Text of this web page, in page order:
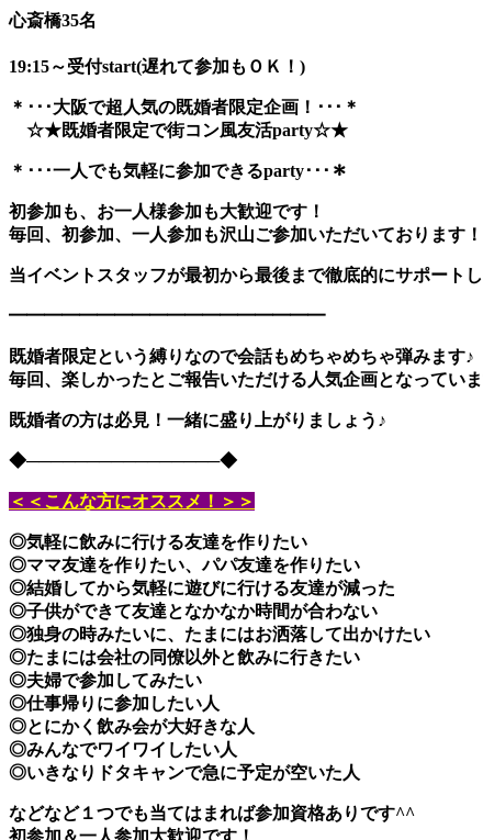
心斎橋35名
19:15～受付start(遅れて参加もＯＫ！)
＊･･･大阪で超人気の既婚者限定企画！･･･＊
☆★既婚者限定で街コン風友活party☆★
＊･･･一人でも気軽に参加できるparty･･･＊
初参加も、お一人様参加も大歓迎です！
毎回、初参加、一人参加も沢山ご参加いただいております！
当イベントスタッフが最初から最後まで徹底的にサポート
━━━━━━━━━━━━━━━━━━
既婚者限定という縛りなので会話もめちゃめちゃ弾みます♪
毎回、楽しかったとご報告いただける人気企画となっていま
既婚者の方は必見！一緒に盛り上がりましょう♪
◆────────────────◆
＜＜こんな方にオススメ！＞＞
◎気軽に飲みに行ける友達を作りたい
◎ママ友達を作りたい、パパ友達を作りたい
◎結婚してから気軽に遊びに行ける友達が減った
◎子供ができて友達となかなか時間が合わない
◎独身の時みたいに、たまにはお洒落して出かけたい
◎たまには会社の同僚以外と飲みに行きたい
◎夫婦で参加してみたい
◎仕事帰りに参加したい人
◎とにかく飲み会が大好きな人
◎みんなでワイワイしたい人
◎いきなりドタキャンで急に予定が空いた人
などなど１つでも当てはまれば参加資格ありです^^
初参加＆一人参加大歓迎です！